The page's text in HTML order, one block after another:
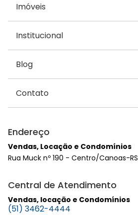
Imóveis
Institucional
Blog
Contato
Endereço
Vendas, Locação e Condomínios
Rua Muck nº 190 - Centro/Canoas-RS
Central de Atendimento
Vendas, locação e Condomínios
(51) 3462-4444